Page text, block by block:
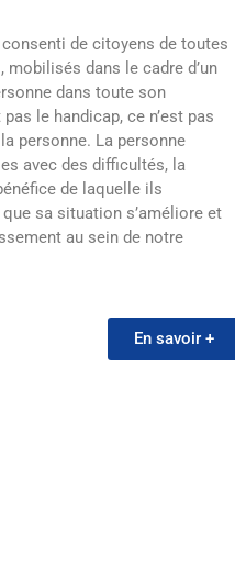
de citoyens de toutes
dans le cadre d’un
dans toute son
le handicap, ce n’est pas
personne. La personne
avec des difficultés, la
de laquelle ils
sa situation s’améliore et
au sein de notre
En savoir +